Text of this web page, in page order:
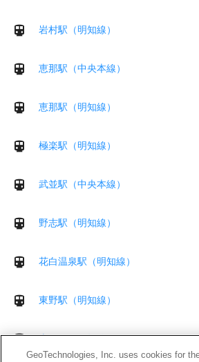
岩村駅（明知線）
恵那駅（中央本線）
恵那駅（明知線）
極楽駅（明知線）
武並駅（中央本線）
野志駅（明知線）
花白温泉駅（明知線）
東野駅（明知線）
山岡駅（明知線）
GeoTechnologies, Inc. uses cookies for